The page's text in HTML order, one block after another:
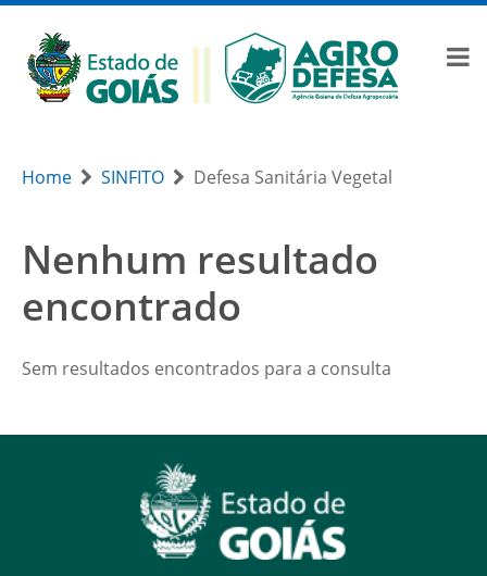
Home SINFITO Defesa Sanitária Vegetal
Nenhum resultado
encontrado
Sem resultados encontrados para a consulta